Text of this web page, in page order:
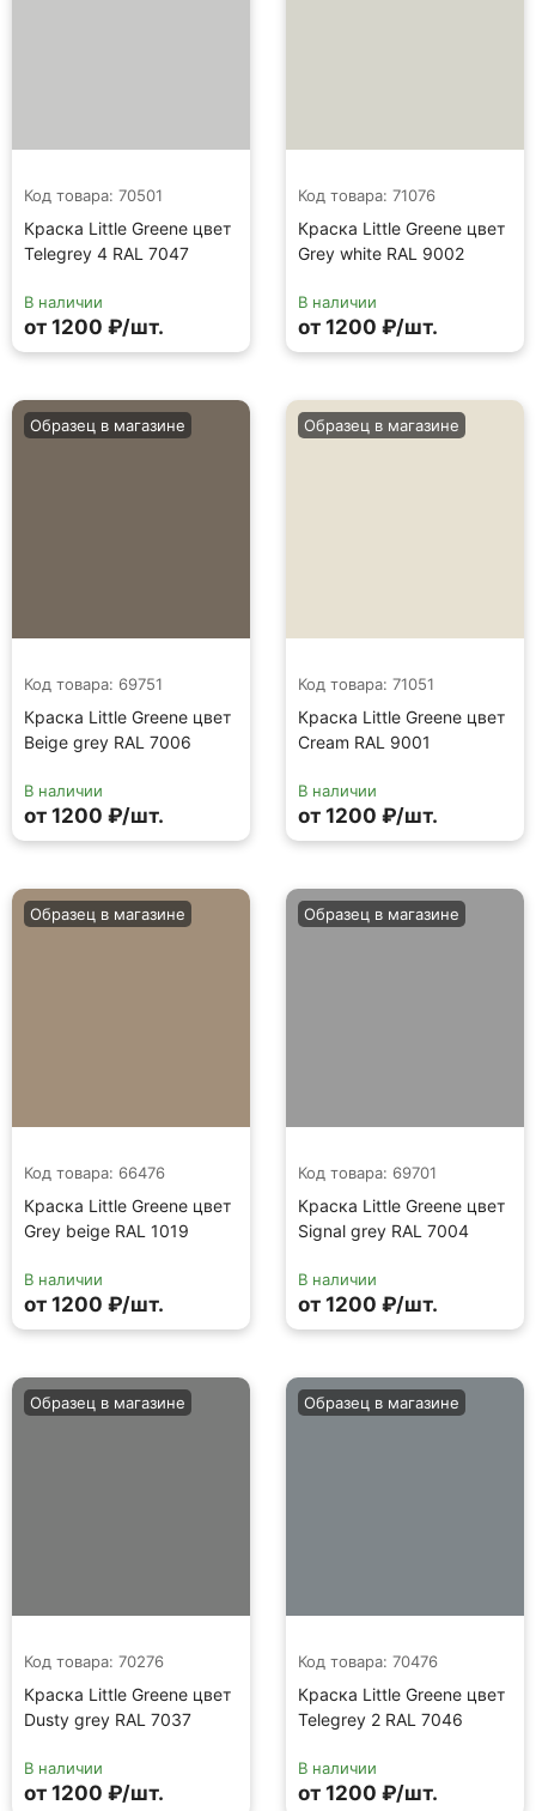
Код товара: 70501
Краска Little Greene цвет
Telegrey 4 RAL 7047
В наличии
от 1200 ₽/шт.
Код товара: 71076
Краска Little Greene цвет
Grey white RAL 9002
В наличии
от 1200 ₽/шт.
Код товара: 69751
Краска Little Greene цвет
Beige grey RAL 7006
Образец в магазине
В наличии
от 1200 ₽/шт.
Код товара: 71051
Краска Little Greene цвет
Cream RAL 9001
Образец в магазине
В наличии
от 1200 ₽/шт.
Код товара: 66476
Краска Little Greene цвет
Grey beige RAL 1019
Образец в магазине
В наличии
от 1200 ₽/шт.
Код товара: 69701
Краска Little Greene цвет
Signal grey RAL 7004
Образец в магазине
В наличии
от 1200 ₽/шт.
Код товара: 70276
Краска Little Greene цвет
Dusty grey RAL 7037
Образец в магазине
В наличии
от 1200 ₽/шт.
Код товара: 70476
Краска Little Greene цвет
Telegrey 2 RAL 7046
Образец в магазине
В наличии
от 1200 ₽/шт.